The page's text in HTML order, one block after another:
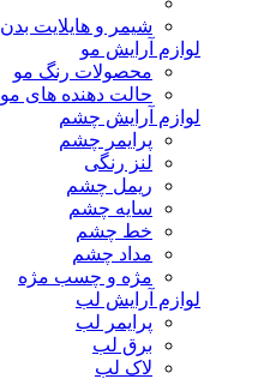
شیمر و هایلایت بدن
لوازم آرایش مو
محصولات رنگ مو
حالت دهنده های مو
لوازم آرایش چشم
پرایمر چشم
لنز رنگی
ریمل چشم
سایه چشم
خط چشم
مداد چشم
مژه و چسب مژه
لوازم آرایش لب
پرایمر لب
برق لب
لاک لب